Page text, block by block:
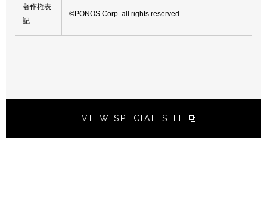
著作権表
記
©PONOS Corp. all rights reserved.
VIEW SPECIAL SITE